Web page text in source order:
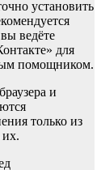
установить
ведёте
для
помощником.
и
только из